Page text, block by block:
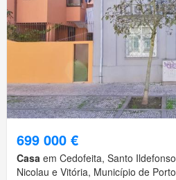
699 000 €
Casa em Cedofeita, Santo
Nicolau e Vitória, Município de